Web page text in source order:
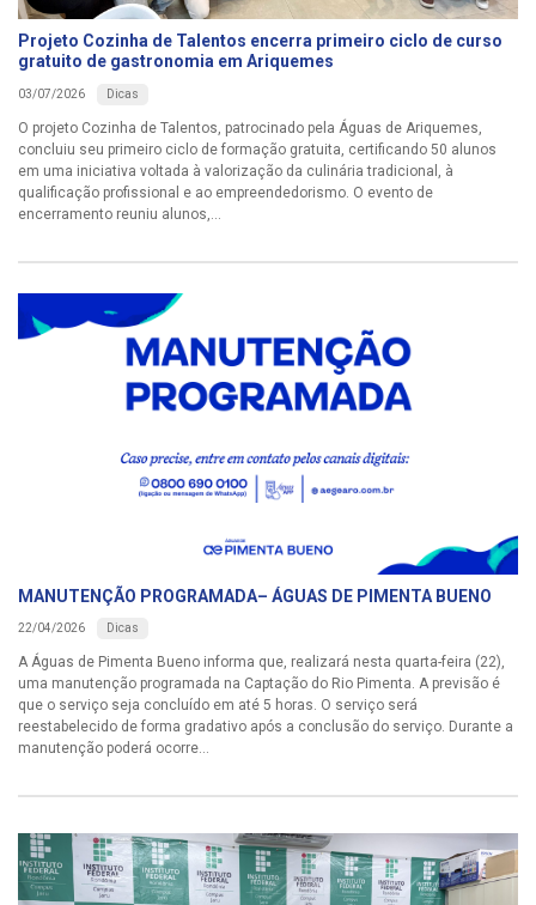
Projeto Cozinha de Talentos encerra primeiro ciclo de curso
gratuito de gastronomia em Ariquemes
03/07/2026 Dicas
O projeto Cozinha de Talentos, patrocinado pela Águas de Ariquemes,
concluiu seu primeiro ciclo de formação gratuita, certificando 50 alunos
em uma iniciativa voltada à valorização da culinária tradicional, à
qualificação profissional e ao empreendedorismo. O evento de
encerramento reuniu alunos,...
MANUTENÇÃO PROGRAMADA– ÁGUAS DE PIMENTA BUENO
22/04/2026 Dicas
A Águas de Pimenta Bueno informa que, realizará nesta quarta-feira (22),
uma manutenção programada na Captação do Rio Pimenta. A previsão é
que o serviço seja concluído em até 5 horas. O serviço será
reestabelecido de forma gradativo após a conclusão do serviço. Durante a
manutenção poderá ocorre...